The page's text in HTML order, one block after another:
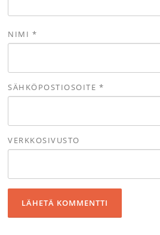
NIMI *
SÄHKÖPOSTIOSOITE *
VERKKOSIVUSTO